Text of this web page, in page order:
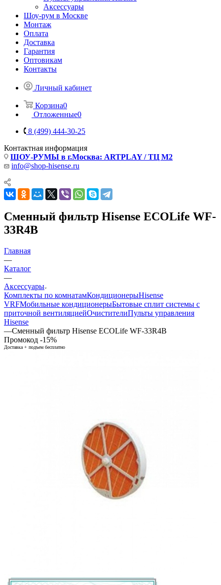
Аксессуары
Шоу-рум в Москве
Монтаж
Оплата
Доставка
Гарантия
Оптовикам
Контакты
Личный кабинет
Корзина0
Отложенные0
8 (499) 444-30-25
Контактная информация
ШОУ-РУМЫ в г.Москва: ARTPLAY / ТЦ М2
info@shop-hisense.ru
Сменный фильтр Hisense ECOLife WF-
33R4B
Главная
—
Каталог
—
Аксессуары
Комплекты по комнатамКондиционерыHisense
VRFМобильные кондиционерыБытовые сплит системы с
приточной вентиляциейОчистителиПульты управления
Hisense
—Сменный фильтр Hisense ECOLife WF-33R4B
Промокод -15%
Доставка + подъем бесплатно